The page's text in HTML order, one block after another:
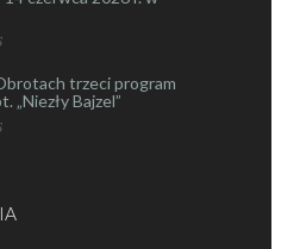
trzeci program
„Niezły Bajzel”